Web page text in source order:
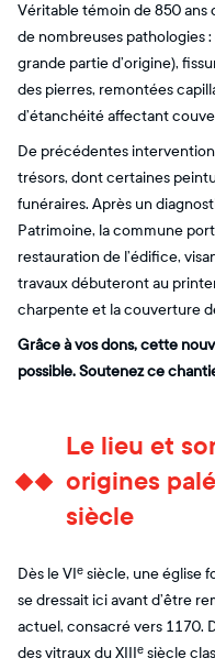
Véritable témoin de 850 ans
de nombreuses pathologies
grande partie d’origine),
des pierres, remontées
d’étanchéité affectant
De précédentes
trésors, dont certaines
funéraires. Après un
Patrimoine, la commune
restauration de l’édifice,
travaux débuteront au
charpente et la couverture
Grâce à vos dons, cette
possible. Soutenez ce
Le lieu et
origines
siècle
Dès le VIᵉ siècle, une église
se dressait ici avant d’être
actuel, consacré vers 1170.
des vitraux du XIIIᵉ siècle